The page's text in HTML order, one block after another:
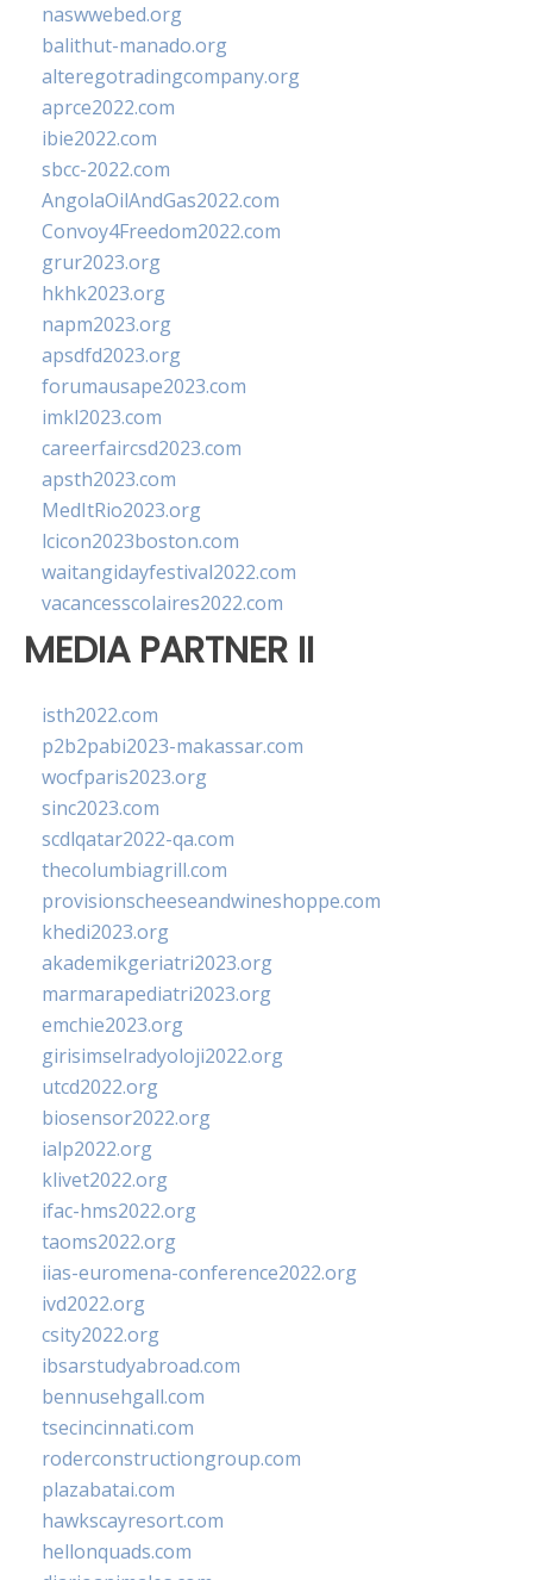
naswwebed.org
balithut-manado.org
alteregotradingcompany.org
aprce2022.com
ibie2022.com
sbcc-2022.com
AngolaOilAndGas2022.com
Convoy4Freedom2022.com
grur2023.org
hkhk2023.org
napm2023.org
apsdfd2023.org
forumausape2023.com
imkl2023.com
careerfaircsd2023.com
apsth2023.com
MedItRio2023.org
lcicon2023boston.com
waitangidayfestival2022.com
vacancesscolaires2022.com
MEDIA PARTNER II
isth2022.com
p2b2pabi2023-makassar.com
wocfparis2023.org
sinc2023.com
scdlqatar2022-qa.com
thecolumbiagrill.com
provisionscheeseandwineshoppe.com
khedi2023.org
akademikgeriatri2023.org
marmarapediatri2023.org
emchie2023.org
girisimselradyoloji2022.org
utcd2022.org
biosensor2022.org
ialp2022.org
klivet2022.org
ifac-hms2022.org
taoms2022.org
iias-euromena-conference2022.org
ivd2022.org
csity2022.org
ibsarstudyabroad.com
bennusehgall.com
tsecincinnati.com
roderconstructiongroup.com
plazabatai.com
hawkscayresort.com
hellonquads.com